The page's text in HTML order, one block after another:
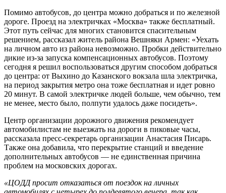
Помимо автобусов, до центра можно добраться и по железной
дороге. Проезд на электричках «Москва» также бесплатный.
Этот путь сейчас для многих становится спасительным
решением, рассказал житель района Вешняки Армен: «Уехать
на личном авто из района невозможно. Пробки действительно
дикие из-за запуска компенсационных автобусов. Поэтому
сегодня я решил воспользоваться другим способом добраться
до центра: от Выхино до Казанского вокзала шла электричка,
на период закрытия метро она тоже бесплатная и идет ровно
20 минут. В самой электричке людей больше, чем обычно, тем
не менее, место было, полпути удалось даже посидеть».
Центр организации дорожного движения рекомендует
автомобилистам не выезжать на дороги в пиковые часы,
рассказала пресс-секретарь организации Анастасия Писарь.
Также она добавила, что перекрытие станций и введение
дополнительных автобусов — не единственная причина
проблем на московских дорогах.
«ЦОДД просит отказаться от поездок на личных